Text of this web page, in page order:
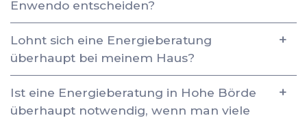
Enwendo entscheiden?
Lohnt sich eine Energieberatung
überhaupt bei meinem Haus?
Ist eine Energieberatung in Hohe Börde
überhaupt notwendig, wenn man viele